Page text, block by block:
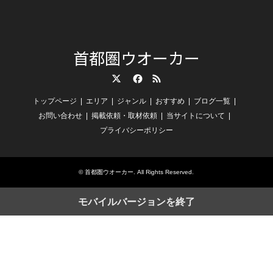
首都圏ウオーカー
トップページ エリア ジャンル おすすめ
ブログ一覧
お問い合わせ
掲載依頼・取材依頼
当サイトについて
プライバシーポリシー
©首都圏ウオーカー. All Rights Reserved.
モバイルバージョンを終了